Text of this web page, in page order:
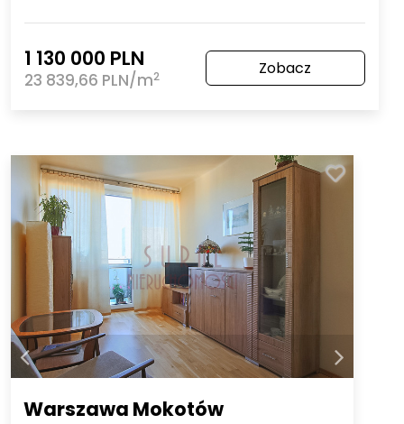
1 130 000 PLN
23 839,66 PLN/m2 Zobacz
Warszawa Mokotów